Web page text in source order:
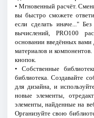
• Мгновенный расчёт.
вы быстро сможете
если сделать иначе..."
вычислений, PRO100
основании введённых
материалов и
кнопок.
• Собственные
библиотека. Создавайте
для дизайна, и
новые элементы,
элементы, найденные на
Организуйте свою